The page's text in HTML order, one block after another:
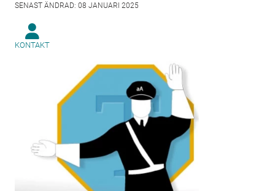
SENAST ÄNDRAD: 08 JANUARI 2025
KONTAKT